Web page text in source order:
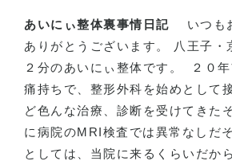
あいにぃ整体裏事情日記
いつも
ありがとうございます。 八王子・
２分のあいにぃ整体です。
２０
痛持ちで、整形外科を始めとして
ど色んな治療、診断を受けてきた
に病院のMRI検査では異常なしだ
としては、当院に来るくらいだか